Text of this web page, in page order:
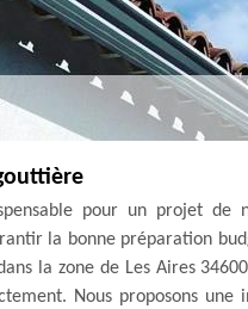
pour un projet de
la bonne préparation
la zone de Les Aires
Nous proposons